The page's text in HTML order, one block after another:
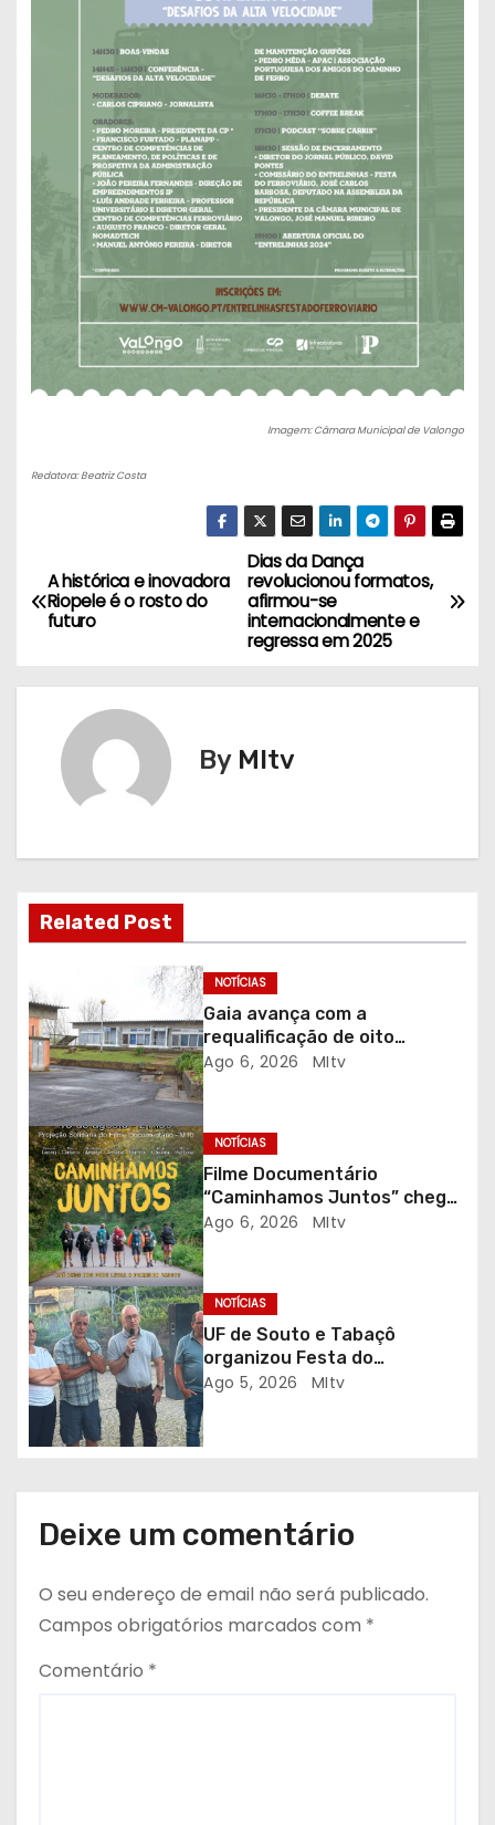
Imagem: Câmara Municipal de Valongo
Redatora: Beatriz Costa
N
a
ç
ã
o
d
e
a
r
t
i
g
o
s
Dias da Dança
revolucionou formatos,
afirmou-se
internacionalmente e
regressa em 2025
A histórica e inovadora
Riopele é o rosto do
futuro
By MItv
Related Post
NOTÍCIAS
Gaia avança com a
requalificação de oito
escolas prioritárias
Ago 6, 2026 MItv
NOTÍCIAS
Filme Documentário
“Caminhamos Juntos” chega
ao Auditório do C.E.R. Vagos
Ago 6, 2026 MItv
NOTÍCIAS
UF de Souto e Tabaçô
organizou Festa do
Emigrante
Ago 5, 2026 MItv
Deixe um comentário
O seu endereço de email não será publicado.
Campos obrigatórios marcados com *
Comentário *